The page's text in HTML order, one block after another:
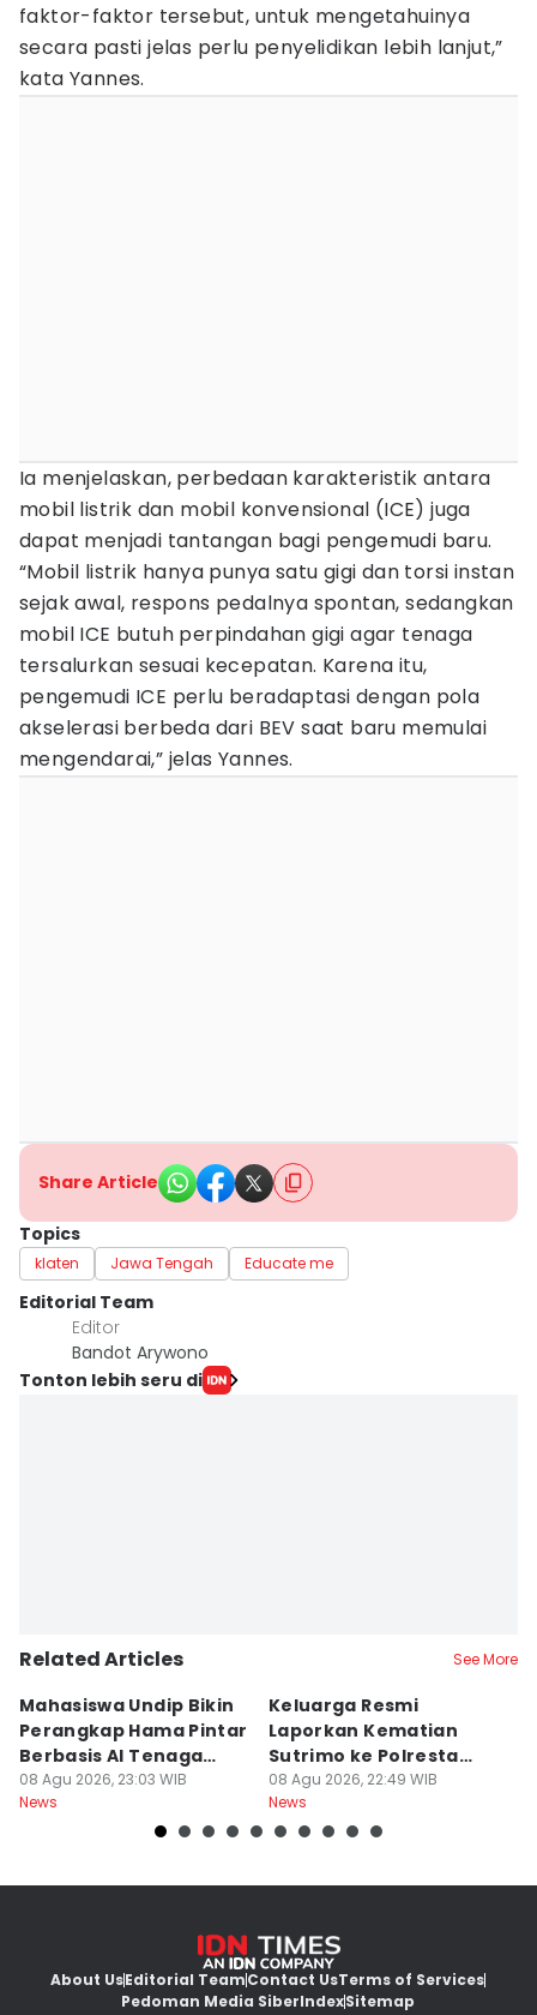
faktor-faktor tersebut, untuk mengetahuinya
secara pasti jelas perlu penyelidikan lebih lanjut,”
kata Yannes.
Ia menjelaskan, perbedaan karakteristik antara
mobil listrik dan mobil konvensional (ICE) juga
dapat menjadi tantangan bagi pengemudi baru.
“Mobil listrik hanya punya satu gigi dan torsi instan
sejak awal, respons pedalnya spontan, sedangkan
mobil ICE butuh perpindahan gigi agar tenaga
tersalurkan sesuai kecepatan. Karena itu,
pengemudi ICE perlu beradaptasi dengan pola
akselerasi berbeda dari BEV saat baru memulai
mengendarai,” jelas Yannes.
Share Article
Topics
klaten Jawa Tengah Educate me
Editorial Team
Editor
Bandot Arywono
Tonton lebih seru di
Related Articles See More
Mahasiswa Undip Bikin
Perangkap Hama Pintar
Berbasis AI Tenaga
Surya
08 Agu 2026, 23:03 WIB
News
Keluarga Resmi
Laporkan Kematian
Sutrimo ke Polresta
Banyumas
08 Agu 2026, 22:49 WIB
News
About UsEditorial TeamContact UsTerms of Services
Pedoman Media SiberIndexSitemap